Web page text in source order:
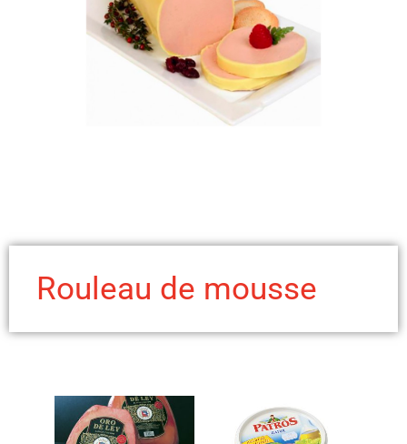
Rouleau de mousse